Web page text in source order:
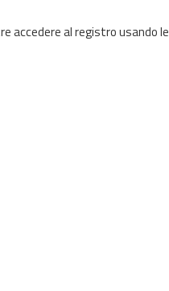
accedere al registro usando le